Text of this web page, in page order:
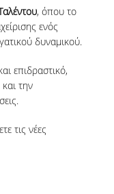
, όπου το
ενός
δυναμικού.
επιδραστικό,
και την
τις νέες